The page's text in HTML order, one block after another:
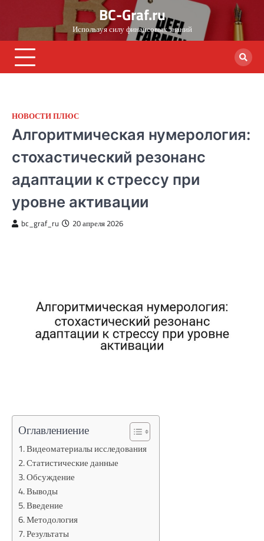
content
BC-Graf.ru
Используя силу финансовых знаний
НОВОСТИ ПЛЮС
Алгоритмическая нумерология:
стохастический резонанс
адаптации к стрессу при
уровне активации
bc_graf_ru 20 апреля 2026
Оглавлениение
Видеоматериалы исследования
Статистические данные
Обсуждение
Выводы
Введение
Методология
Результаты